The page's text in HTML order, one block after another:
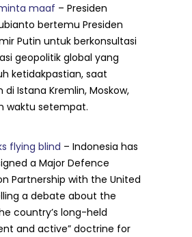
maaf – Presiden
bertemu Presiden
Putin untuk berkonsultasi
geopolitik global yang
ketidakpastian, saat
Istana Kremlin, Moskow,
waktu setempat.
flying blind – Indonesia has
a Major Defence
Partnership with the United
a debate about the
country’s long-held
and active” doctrine for